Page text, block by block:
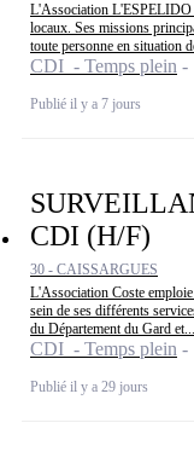
L'Association L'ESPELIDO
locaux. Ses missions
toute personne en situation
CDI - Temps plein
Publié il y a 7 jours
CDI (H/F)
30 - CAISSARGUES
L'Association Coste
sein de ses différents
du Département du Gard et...
CDI - Temps plein
Publié il y a 29 jours